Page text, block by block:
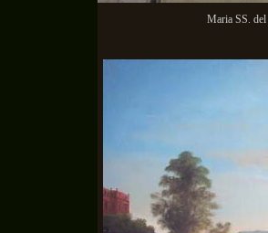
Maria SS.